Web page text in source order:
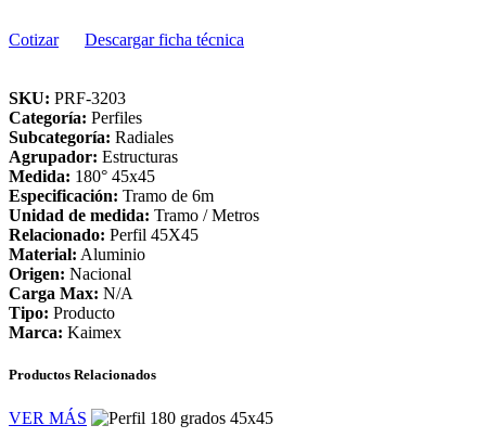
Cotizar Descargar ficha técnica
SKU: PRF-3203
Categoría: Perfiles
Subcategoría: Radiales
Agrupador: Estructuras
Medida: 180° 45x45
Especificación: Tramo de 6m
Unidad de medida: Tramo / Metros
Relacionado: Perfil 45X45
Material: Aluminio
Origen: Nacional
Carga Max: N/A
Tipo: Producto
Marca: Kaimex
Productos Relacionados
VER MÁS